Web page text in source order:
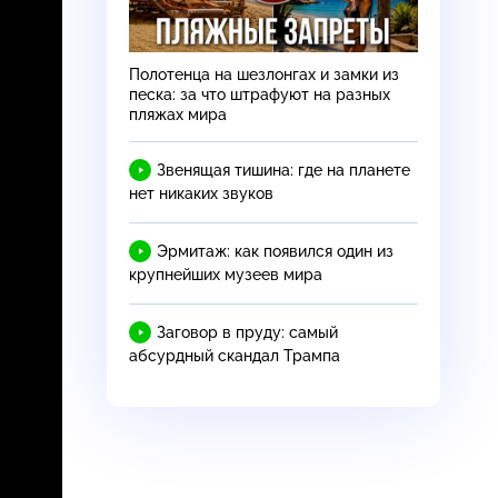
Полотенца на шезлонгах и замки из
песка: за что штрафуют на разных
пляжах мира
Звенящая тишина: где на планете
нет никаких звуков
Эрмитаж: как появился один из
крупнейших музеев мира
Заговор в пруду: самый
абсурдный скандал Трампа